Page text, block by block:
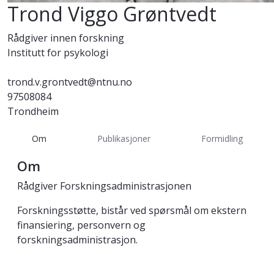
Trond Viggo Grøntvedt
Rådgiver innen forskning
Institutt for psykologi
trond.v.grontvedt@ntnu.no
97508084
Trondheim
Om Publikasjoner Formidling
Om
Rådgiver Forskningsadministrasjonen
Forskningsstøtte, bistår ved spørsmål om ekstern
finansiering, personvern og
forskningsadministrasjon.